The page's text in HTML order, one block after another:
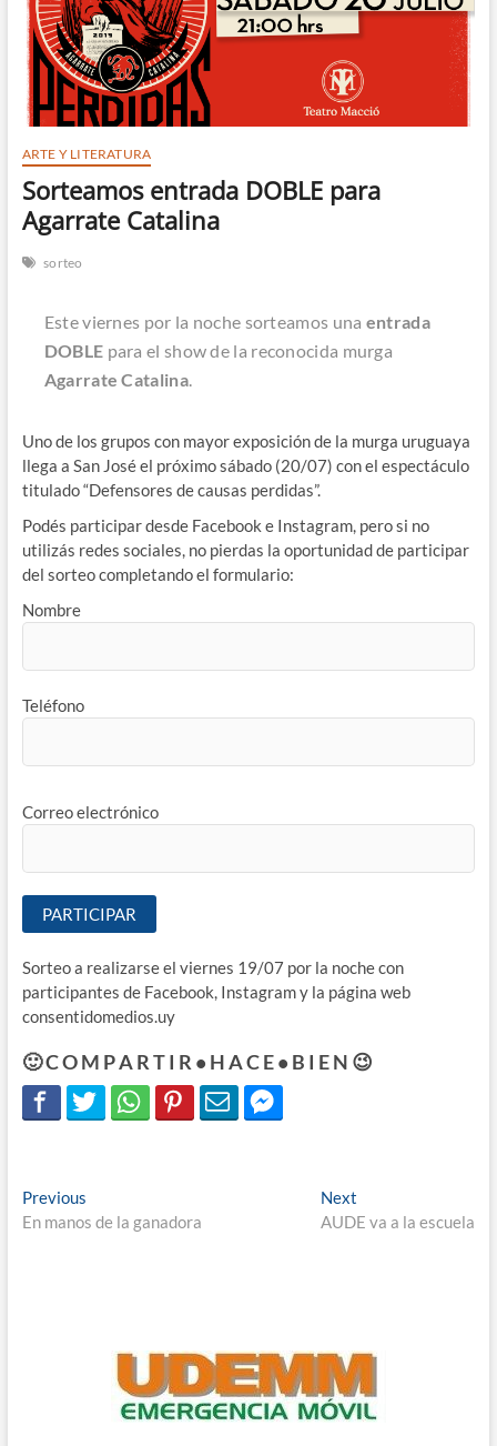
n
ARTE Y LITERATURA
Sorteamos entrada DOBLE para
Agarrate Catalina
sorteo
Este viernes por la noche sorteamos una entrada
DOBLE para el show de la reconocida murga
Agarrate Catalina.
Uno de los grupos con mayor exposición de la murga uruguaya
llega a San José el próximo sábado (20/07) con el espectáculo
titulado “Defensores de causas perdidas”.
Podés participar desde Facebook e Instagram, pero si no
utilizás redes sociales, no pierdas la oportunidad de participar
del sorteo completando el formulario:
Nombre
Teléfono
Correo electrónico
Sorteo a realizarse el viernes 19/07 por la noche con
participantes de Facebook, Instagram y la página web
consentidomedios.uy
🙂 C O M P A R T I R • H A C E • B I E N 😉
Navegación
de
PreviousPrevious
post:
En manos de la ganadora
Next
post:
AUDE va a la escuela